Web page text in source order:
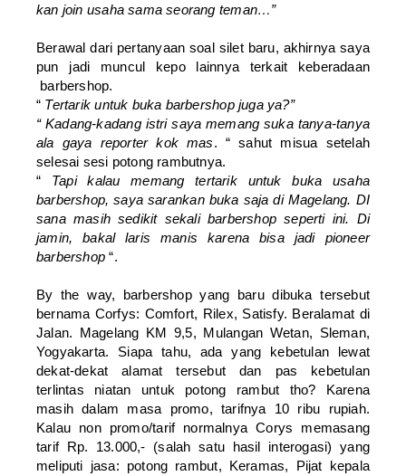
kan join usaha sama seorang teman…”
Berawal dari pertanyaan soal silet baru, akhirnya saya
pun jadi muncul kepo lainnya terkait keberadaan
barbershop.
“ Tertarik untuk buka barbershop juga ya?”
“ Kadang-kadang istri saya memang suka tanya-tanya
ala gaya reporter kok mas. “ sahut misua setelah
selesai sesi potong rambutnya.
“ Tapi kalau memang tertarik untuk buka usaha
barbershop, saya sarankan buka saja di Magelang. DI
sana masih sedikit sekali barbershop seperti ini. Di
jamin, bakal laris manis karena bisa jadi pioneer
barbershop“.
By the way, barbershop yang baru dibuka tersebut
bernama Corfys: Comfort, Rilex, Satisfy. Beralamat di
Jalan. Magelang KM 9,5, Mulangan Wetan, Sleman,
Yogyakarta. Siapa tahu, ada yang kebetulan lewat
dekat-dekat alamat tersebut dan pas kebetulan
terlintas niatan untuk potong rambut tho? Karena
masih dalam masa promo, tarifnya 10 ribu rupiah.
Kalau non promo/tarif normalnya Corys memasang
tarif Rp. 13.000,- (salah satu hasil interogasi) yang
meliputi jasa: potong rambut, Keramas, Pijat kepala